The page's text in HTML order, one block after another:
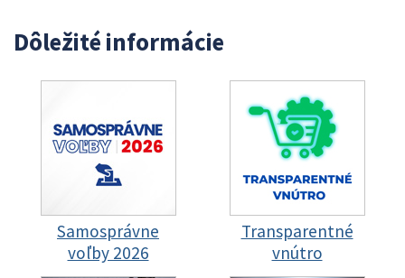
Dôležité informácie
Samosprávne
voľby 2026
Transparentné
vnútro